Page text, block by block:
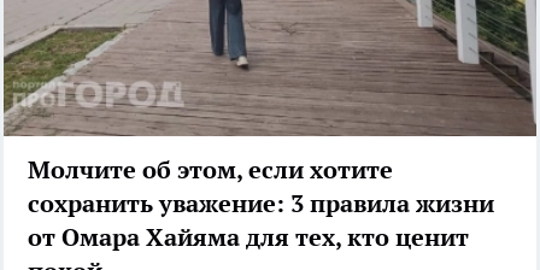
Молчите об этом, если хотите
сохранить уважение: 3 правила жизни
от Омара Хайяма для тех, кто ценит